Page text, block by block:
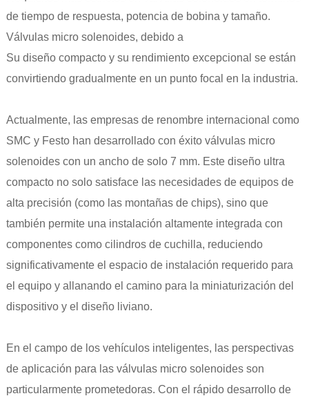
de tiempo de respuesta, potencia de bobina y tamaño.
Válvulas micro solenoides, debido a
Su diseño compacto y su rendimiento excepcional se están
convirtiendo gradualmente en un punto focal en la industria.
Actualmente, las empresas de renombre internacional como
SMC y Festo han desarrollado con éxito válvulas micro
solenoides con un ancho de solo 7 mm. Este diseño ultra
compacto no solo satisface las necesidades de equipos de
alta precisión (como las montañas de chips), sino que
también permite una instalación altamente integrada con
componentes como cilindros de cuchilla, reduciendo
significativamente el espacio de instalación requerido para
el equipo y allanando el camino para la miniaturización del
dispositivo y el diseño liviano.
En el campo de los vehículos inteligentes, las perspectivas
de aplicación para las válvulas micro solenoides son
particularmente prometedoras. Con el rápido desarrollo de